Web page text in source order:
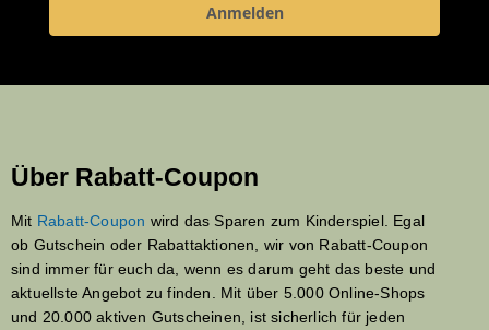
Anmelden
Über Rabatt-Coupon
Mit Rabatt-Coupon wird das Sparen zum Kinderspiel. Egal
ob Gutschein oder Rabattaktionen, wir von Rabatt-Coupon
sind immer für euch da, wenn es darum geht das beste und
aktuellste Angebot zu finden. Mit über 5.000 Online-Shops
und 20.000 aktiven Gutscheinen, ist sicherlich für jeden